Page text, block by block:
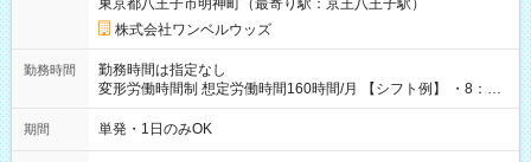
東京都八王子市明神町（最寄り駅：京王八王子駅）
株式会社ワンベルウッズ
勤務時間
勤務時間は指定なし
変形労働時間制 想定労働時間160時間/月 【シフト例】 ・8：00
～21：00
期間 単発・1日のみOK